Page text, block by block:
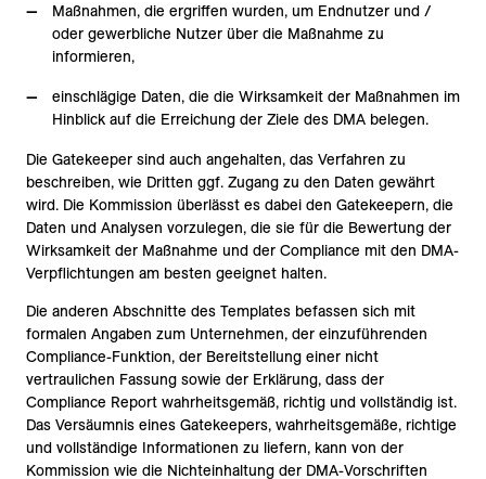
Maßnahmen, die ergriffen wurden, um Endnutzer und /
oder gewerbliche Nutzer über die Maßnahme zu
informieren,
einschlägige Daten, die die Wirksamkeit der Maßnahmen im
Hinblick auf die Erreichung der Ziele des DMA belegen.
Die Gatekeeper sind auch angehalten, das Verfahren zu
beschreiben, wie Dritten ggf. Zugang zu den Daten gewährt
wird. Die Kommission überlässt es dabei den Gatekeepern, die
Daten und Analysen vorzulegen, die sie für die Bewertung der
Wirksamkeit der Maßnahme und der Compliance mit den DMA-
Verpflichtungen am besten geeignet halten.
Die anderen Abschnitte des Templates befassen sich mit
formalen Angaben zum Unternehmen, der einzuführenden
Compliance-Funktion, der Bereitstellung einer nicht
vertraulichen Fassung sowie der Erklärung, dass der
Compliance Report wahrheitsgemäß, richtig und vollständig ist.
Das Versäumnis eines Gatekeepers, wahrheitsgemäße, richtige
und vollständige Informationen zu liefern, kann von der
Kommission wie die Nichteinhaltung der DMA-Vorschriften